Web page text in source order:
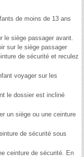
de moins de 13 ans
le siège passager avant.
sur le siège passager
de sécurité et reculez
voyager sur les
le dossier est incliné
un siège ou une ceinture
de sécurité sous
ceinture de sécurité. En